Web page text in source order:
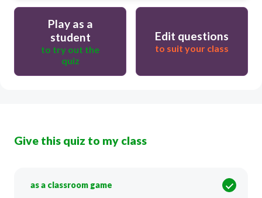
Play as a
student
to try out the
quiz
Edit questions
to suit your class
Give this quiz to my class
as a classroom game